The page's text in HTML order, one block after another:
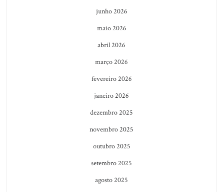
junho 2026
maio 2026
abril 2026
março 2026
fevereiro 2026
janeiro 2026
dezembro 2025
novembro 2025
outubro 2025
setembro 2025
agosto 2025